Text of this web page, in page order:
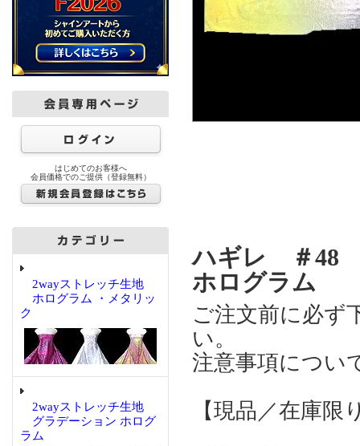
はじめてのお客様へ
会員価格でのご提供（登録無料）
2wayストレッチ生地
ホログラム ・メタリッ
ク
2wayストレッチ生地
グラデーション ホログ
ラム
ハギレ ＃48
ホログラム
ご注文前に必ず
い。
注意事項につい
【現品／在庫限